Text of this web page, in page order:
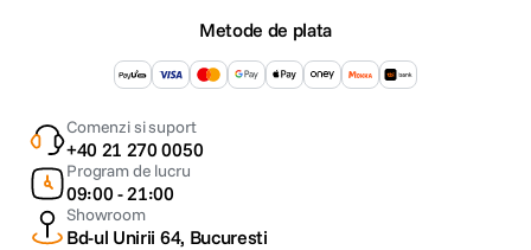
Metode de plata
Comenzi si suport
+40 21 270 0050
Program de lucru
09:00 - 21:00
Showroom
Bd-ul Unirii 64, Bucuresti